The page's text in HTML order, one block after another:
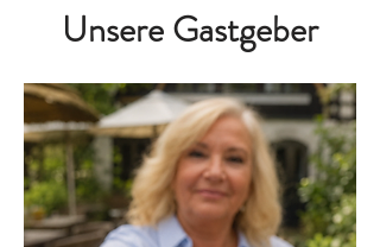
Sommersalate
Unsere Gastgeber